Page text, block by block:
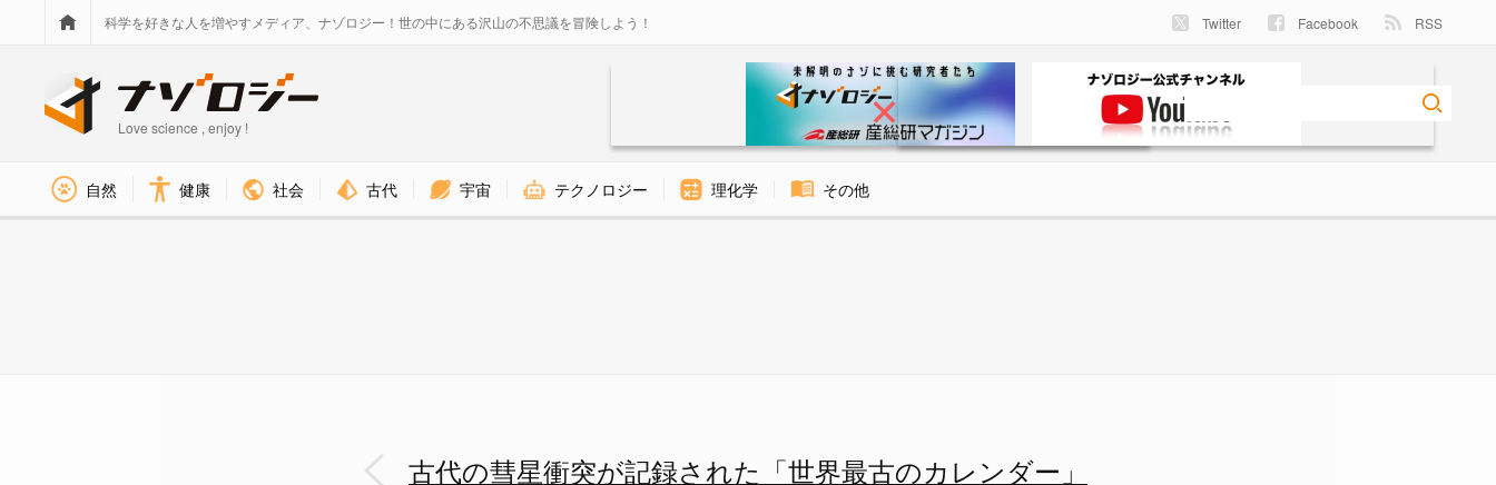
科学を好きな人を増やすメディア、ナゾロジー！世の中にある沢山の不思議を冒険しよう！ Twitter Facebook RSS
Love science , enjoy !
自然 健康 社会 古代 宇宙 テクノロジー 理化学 その他
古代の彗星衝突が記録された「世界最古のカレンダー」